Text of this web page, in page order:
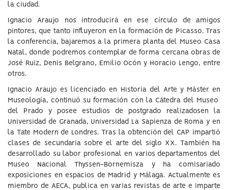
la ciudad.
Ignacio Araujo nos introducirá en ese círculo de amigos
pintores, que tanto influyeron en la formación de Picasso. Tras
la conferencia, bajaremos a la primera planta del Museo Casa
Natal, donde podremos contemplar de forma cercana obras de
José Ruiz, Denis Belgrano, Emilio Ocón y Horacio Lengo, entre
otros.
Ignacio Araujo es licenciado en Historia del Arte y Máster en
Museología, continuó su formación con la Cátedra del Museo
del Prado y posee estudios de postgrado realizadosen la
Universidad de Granada, Universidad La Sapienza de Roma y en
la Tate Modern de Londres. Tras la obtención del CAP impartió
clases de secundaria sobre el arte del siglo XX. También ha
desarrollado su labor profesional en varios departamentos del
Museo Nacional Thyssen-Bornemisza y ha comisariado
exposiciones en espacios de Madrid y Málaga. Actualmente es
miembro de AECA, publica en varias revistas de arte e imparte